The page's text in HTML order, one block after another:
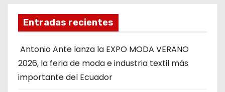
Entradas recientes
Antonio Ante lanza la EXPO MODA VERANO
2026, la feria de moda e industria textil más
importante del Ecuador